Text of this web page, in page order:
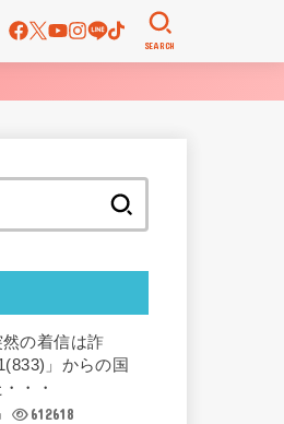
SEARCH
の着信は詐
」からの国
・・
612618